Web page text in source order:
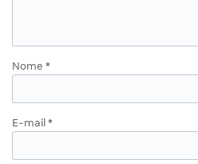
Nome *
E-mail *